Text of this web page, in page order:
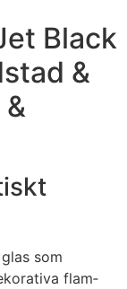
Black
&
som
flam­